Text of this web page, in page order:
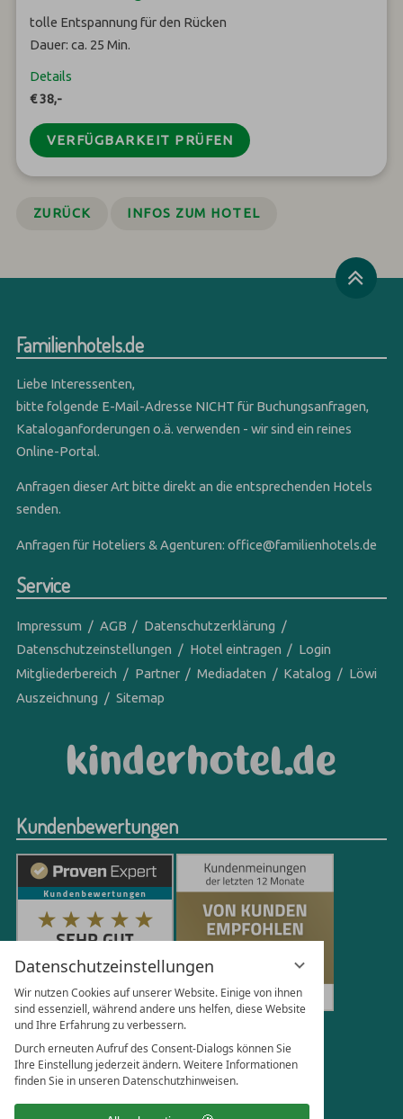
Datenschutzeinstellungen
Wir nutzen Cookies auf unserer Website. Einige von ihnen
sind essenziell, während andere uns helfen, diese Website
und Ihre Erfahrung zu verbessern.
Durch erneuten Aufruf des Consent-Dialogs können Sie
Ihre Einstellung jederzeit ändern. Weitere Informationen
finden Sie in unseren Datenschutzhinweisen.
tolle Entspannung für den Rücken
Dauer: ca. 25 Min.
Details
€ 38,-
VERFÜGBARKEIT PRÜFEN
ZURÜCK INFOS ZUM HOTEL
Familienhotels.de
Liebe Interessenten,
bitte folgende E-Mail-Adresse NICHT für Buchungsanfragen,
Kataloganforderungen o.ä. verwenden - wir sind ein reines
Online-Portal.
Anfragen dieser Art bitte direkt an die entsprechenden Hotels
senden.
Anfragen für Hoteliers & Agenturen:office@familienhotels.de
Service
Impressum AGB
Datenschutzerklärung
Datenschutzeinstellungen
Hotel eintragen
Login
Mitgliederbereich
Partner Mediadaten Katalog
Löwi
Auszeichnung
Sitemap
Kundenbewertungen